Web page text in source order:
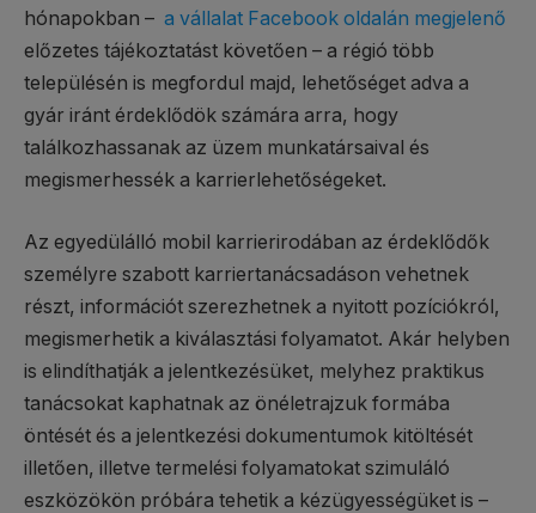
hónapokban – a vállalat Facebook oldalán megjelenő
előzetes tájékoztatást követően – a régió több
településén is megfordul majd, lehetőséget adva a
gyár iránt érdeklődök számára arra, hogy
találkozhassanak az üzem munkatársaival és
megismerhessék a karrierlehetőségeket.
Az egyedülálló mobil karrierirodában az érdeklődők
személyre szabott karriertanácsadáson vehetnek
részt, információt szerezhetnek a nyitott pozíciókról,
megismerhetik a kiválasztási folyamatot. Akár helyben
is elindíthatják a jelentkezésüket, melyhez praktikus
tanácsokat kaphatnak az önéletrajzuk formába
öntését és a jelentkezési dokumentumok kitöltését
illetően, illetve termelési folyamatokat szimuláló
eszközökön próbára tehetik a kézügyességüket is –